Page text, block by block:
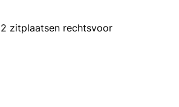
2 zitplaatsen rechtsvoor